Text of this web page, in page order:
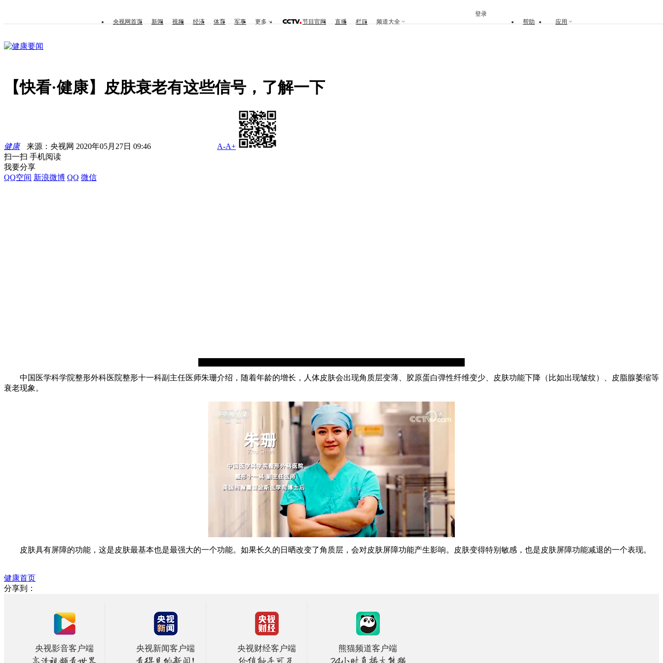
央视网首页 新闻 视频 经济 体育 军事 更多 节目官网 直播 栏目 频道大全 帮助 应用
登录
健康要闻
【快看·健康】皮肤衰老有这些信号，了解一下
健康 来源：央视网 2020年05月27日 09:46 A-A+
扫一扫 手机阅读
我要分享
QQ空间 新浪微博 QQ 微信
中国医学科学院整形外科医院整形十一科副主任医师朱珊介绍，随着年龄的增长，人体皮肤会出现角质层变薄、胶原蛋白弹性纤维变少、皮肤功能下降（比如出现皱纹）、皮脂腺萎缩等
衰老现象。
皮肤具有屏障的功能，这是皮肤最基本也是最强大的一个功能。如果长久的日晒改变了角质层，会对皮肤屏障功能产生影响。皮肤变得特别敏感，也是皮肤屏障功能减退的一个表现。
健康首页
分享到：
央视影音客户端 央视新闻客户端 央视财经客户端 熊猫频道客户端